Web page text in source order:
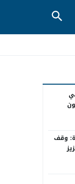
في
وقف